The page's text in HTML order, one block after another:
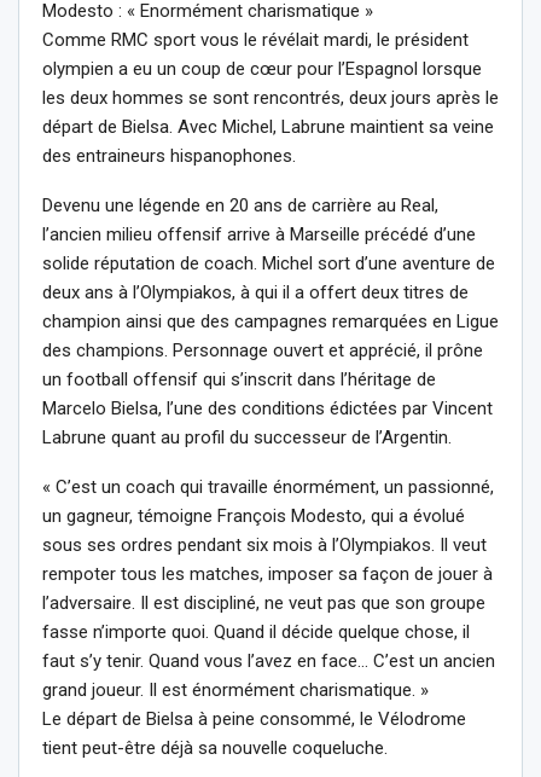
Modesto : « Enormément charismatique »
Comme RMC sport vous le révélait mardi, le président
olympien a eu un coup de cœur pour l’Espagnol lorsque
les deux hommes se sont rencontrés, deux jours après le
départ de Bielsa. Avec Michel, Labrune maintient sa veine
des entraineurs hispanophones.
Devenu une légende en 20 ans de carrière au Real,
l’ancien milieu offensif arrive à Marseille précédé d’une
solide réputation de coach. Michel sort d’une aventure de
deux ans à l’Olympiakos, à qui il a offert deux titres de
champion ainsi que des campagnes remarquées en Ligue
des champions. Personnage ouvert et apprécié, il prône
un football offensif qui s’inscrit dans l’héritage de
Marcelo Bielsa, l’une des conditions édictées par Vincent
Labrune quant au profil du successeur de l’Argentin.
« C’est un coach qui travaille énormément, un passionné,
un gagneur, témoigne François Modesto, qui a évolué
sous ses ordres pendant six mois à l’Olympiakos. Il veut
rempoter tous les matches, imposer sa façon de jouer à
l’adversaire. Il est discipliné, ne veut pas que son groupe
fasse n’importe quoi. Quand il décide quelque chose, il
faut s’y tenir. Quand vous l’avez en face… C’est un ancien
grand joueur. Il est énormément charismatique. »
Le départ de Bielsa à peine consommé, le Vélodrome
tient peut-être déjà sa nouvelle coqueluche.